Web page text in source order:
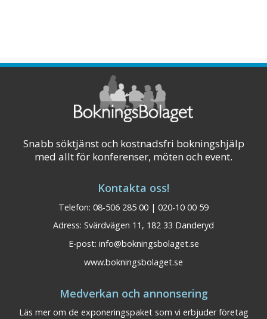
Snabb söktjänst och kostnadsfri bokningshjälp
med allt för konferenser, möten och event.
Kontakta oss!
Telefon: 08-506 285 00 | 020-10 00 59
Adress: Svärdvägen 11, 182 33 Danderyd
E-post: info@bokningsbolaget.se
www.bokningsbolaget.se
Medverkan och annonsering
Läs mer om de exponeringspaket som vi erbjuder företag